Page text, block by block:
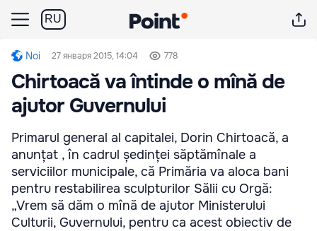
RU
Noi 27 января 2015, 14:04 778
Chirtoacă va întinde o mînă de
ajutor Guvernului
Primarul general al capitalei, Dorin Chirtoacă, a
anunțat , în cadrul ședinței săptămînale a
serviciilor municipale, că Primăria va aloca bani
pentru restabilirea sculpturilor Sălii cu Orgă:
„Vrem să dăm o mînă de ajutor Ministerului
Culturii, Guvernului, pentru ca acest obiectiv de